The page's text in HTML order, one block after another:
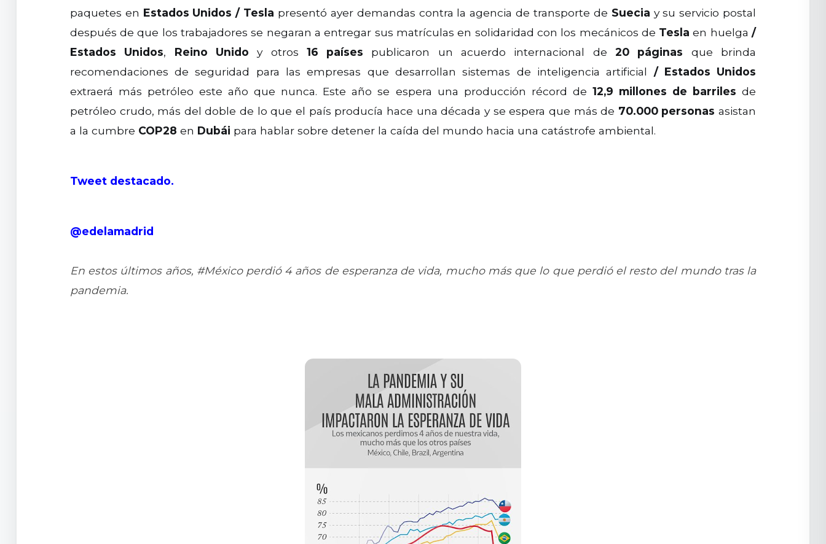
paquetes en Estados Unidos / Tesla presentó ayer demandas contra la agencia de transporte de Suecia y su servicio postal
después de que los trabajadores se negaran a entregar sus matrículas en solidaridad con los mecánicos de Tesla en huelga/
Estados Unidos, Reino Unido y otros 16 países publicaron un acuerdo internacional de20 páginas que brinda
recomendaciones de seguridad para las empresas que desarrollan sistemas de inteligencia artificial / Estados Unidos
extraerá más petróleo este año que nunca. Este año se espera una producción récord de 12,9 millones de barriles de
petróleo crudo, más del doble de lo que el país producía hace una década y se espera que más de 70.000 personas asistan
a la cumbre COP28 en Dubái para hablar sobre detener la caída del mundo hacia una catástrofe ambiental.
Tweet destacado.
@edelamadrid
En estos últimos años, #México perdió 4 años de esperanza de vida, mucho más que lo que perdió el resto del mundo tras la
pandemia.